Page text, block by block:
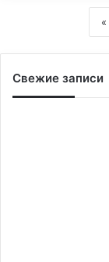
«
Свежие записи